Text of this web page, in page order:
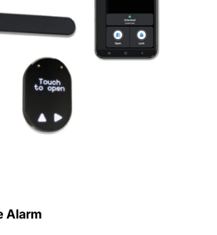
Alarm